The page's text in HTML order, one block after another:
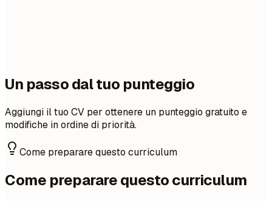
Un passo dal tuo punteggio
Aggiungi il tuo CV per ottenere un punteggio gratuito e
modifiche in ordine di priorità.
Come preparare questo curriculum
Come preparare questo curriculum